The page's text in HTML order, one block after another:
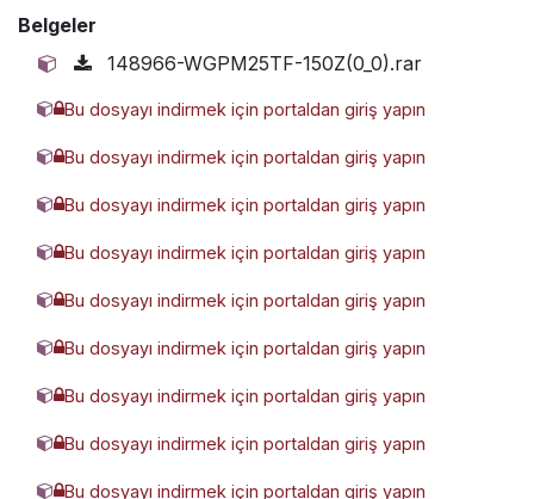
Belgeler
148966-WGPM25TF-150Z(0_0).rar
Bu dosyayı indirmek için portaldan giriş yapın
2401377-WGPM25TF-20Z(0_0).rar
Bu dosyayı indirmek için portaldan giriş yapın
3885298-WGPM25TF-50Z(0_0).rar
Bu dosyayı indirmek için portaldan giriş yapın
3967446-WGPM25TF-250Z(0_0).rar
Bu dosyayı indirmek için portaldan giriş yapın
4357751-WGPM25TF-200Z(0_0).rar
Bu dosyayı indirmek için portaldan giriş yapın
4469767-WGPM25TF-300Z(0_0).rar
Bu dosyayı indirmek için portaldan giriş yapın
4681265-WGPM25TF-75Z(0_0).rar
Bu dosyayı indirmek için portaldan giriş yapın
5442019-WGPM25TF-400Z(0_0).rar
Bu dosyayı indirmek için portaldan giriş yapın
5512268-WGPM25TF-30Z(0_0).rar
Bu dosyayı indirmek için portaldan giriş yapın
7543145-WGPM25TF-40Z(0_0).rar